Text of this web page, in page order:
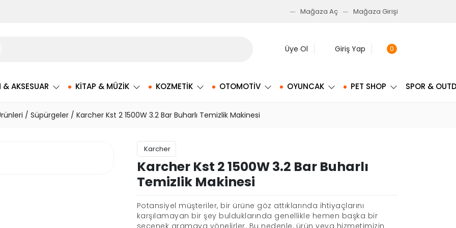
Mağaza Aç Mağaza Girişi
Üye Ol Giriş Yap 0
AKSESUAR KITAP & MÜZIK KOZMETIK OTOMOTIV OYUNCAK PET SHOP SPOR &
/ Süpürgeler / Karcher Kst 2 1500W 3.2 Bar Buharlı Temizlik Makinesi
Karcher
Karcher Kst 2 1500W 3.2 Bar Buharlı
Temizlik Makinesi
Potansiyel müşteriler, bir ürüne göz attıklarında ihtiyaçlarını
karşılamayan bir şey bulduklarında genellikle hemen başka bir